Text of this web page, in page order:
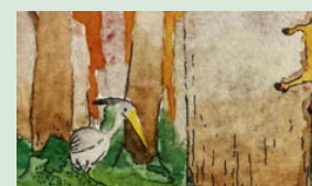
et
notre
perception
du
monde
vivant »